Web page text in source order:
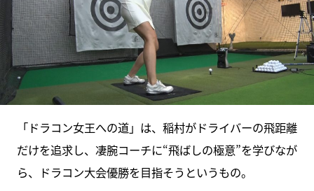
「ドラコン女王への道」は、稲村がドライバーの飛距離
だけを追求し、凄腕コーチに“飛ばしの極意”を学びなが
ら、ドラコン大会優勝を目指そうというもの。